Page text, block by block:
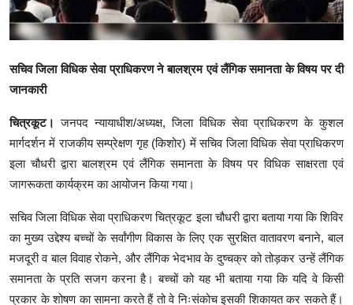
गैलरी
सचिव जिला विधिक सेवा प्राधिकरण ने बालश्रम एवं लैंगिक समानता के विषय पर दी
जानकारी
चित्रकूट।जनपद न्यायाधीश/अध्यक्ष, जिला विधिक सेवा प्राधिकरण के कुशल
मार्गदर्शन में राजकीय सम्प्रेक्षण गृह (किशोर) में सचिव जिला विधिक सेवा प्राधिकरण
इला चौधरी द्वारा बालश्रम एवं लैंगिक समानता के विषय पर विधिक साक्षरता एवं
जागरूकता कार्यक्रम का आयोजन किया गया।
सचिव जिला विधिक सेवा प्राधिकरण चित्रकूट इला चौधरी द्वारा बताया गया कि शिविर
का मुख्य उद्देश्य बच्चों के सर्वांगीण विकास के लिए एक सुरक्षित वातावरण बनाने, बाल
मजदूरी व बाल विवाह रोकने, और लैंगिक भेदभाव के दुष्चक्र को तोड़कर उन्हें लैंगिक
समानता के प्रति सजग करना है। बच्चों को यह भी बताया गया कि यदि वे किसी
प्रकार के शोषण का सामना करते हैं तो वे निःसंकोच इसकी शिकायत कर सकते हैं।